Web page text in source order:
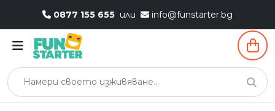
0877 155 655 или info@funstarter.bg